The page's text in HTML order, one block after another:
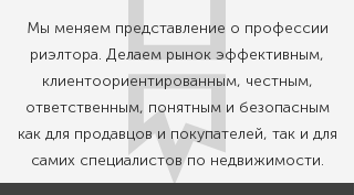
Мы меняем представление о профессии
риэлтора. Делаем рынок эффективным,
клиентоориентированным, честным,
ответственным, понятным и безопасным
как для продавцов и покупателей, так и для
самих специалистов по недвижимости.